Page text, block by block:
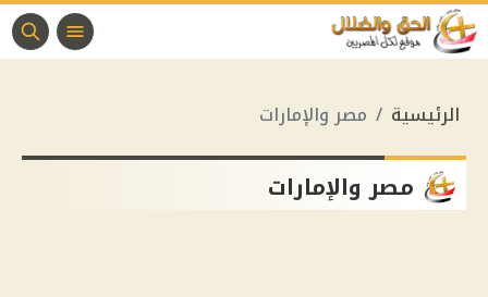
الرئيسية مصر والإمارات
مصر والإمارات